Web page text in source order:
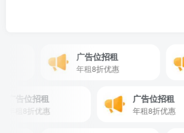
广告位招租
年租8折优惠
广告位招租
年租8折优惠
广告位招租
年租8折优惠